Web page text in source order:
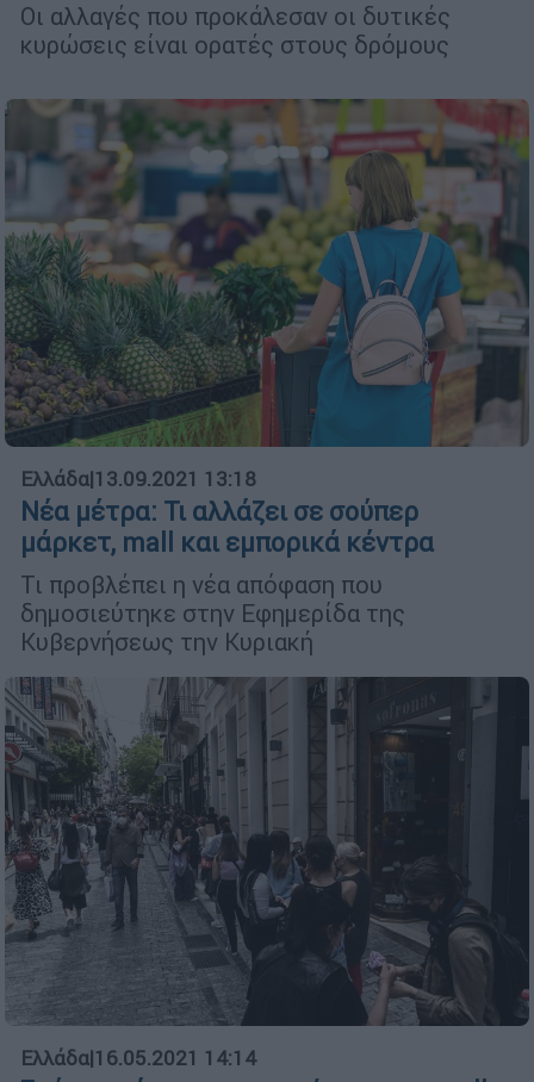
Οι αλλαγές που προκάλεσαν οι δυτικές
κυρώσεις είναι ορατές στους δρόμους
Ελλάδα|13.09.2021 13:18
Nέα μέτρα: Τι αλλάζει σε σούπερ
μάρκετ, mall και εμπορικά κέντρα
Τι προβλέπει η νέα απόφαση που
δημοσιεύτηκε στην Εφημερίδα της
Κυβερνήσεως την Κυριακή
Ελλάδα|16.05.2021 14:14